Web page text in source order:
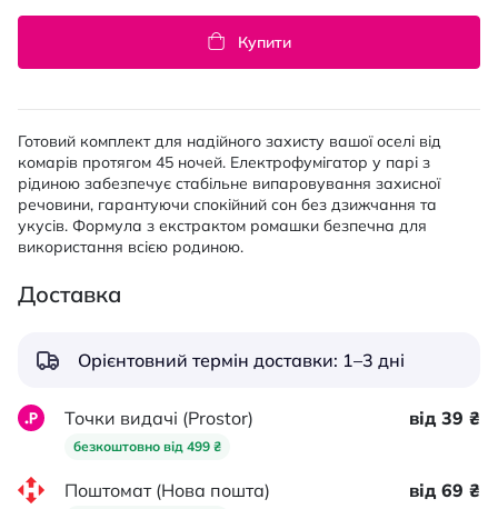
Купити
Готовий комплект для надійного захисту вашої оселі від
комарів протягом 45 ночей. Електрофумігатор у парі з
рідиною забезпечує стабільне випаровування захисної
речовини, гарантуючи спокійний сон без дзижчання та
укусів. Формула з екстрактом ромашки безпечна для
використання всією родиною.
Доставка
Орієнтовний термін доставки: 1–3 дні
Точки видачі (Prostor)
безкоштовно від 499 ₴
від 39 ₴
Поштомат (Нова пошта) від 69 ₴